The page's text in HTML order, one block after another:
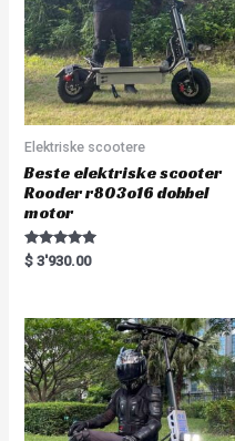
Elektriske scootere
Beste elektriske scooter
Rooder r803o16 dobbel
motor
Rated
5.00
$ 3'930.00